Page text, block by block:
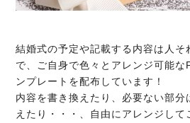
結婚式の予定や記載する内容は人そ
で、ご自身で色々とアレンジ可能
ンプレートを配布しています！
内容を書き換えたり、必要ない部分
えたり・・・、自由にアレンジして